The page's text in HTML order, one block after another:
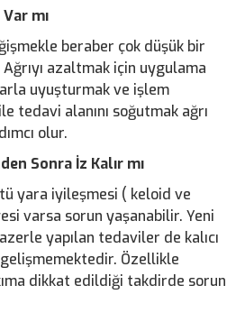
mı
beraber çok düşük bir
azaltmak için uygulama
uyuşturmak ve işlem
tedavi alanını soğutmak ağrı
olur.
Sonra İz Kalır mı
yara iyileşmesi ( keloid ve
varsa sorun yaşanabilir. Yeni
yapılan tedaviler de kalıcı
Özellikle
dikkat edildiği takdirde sorun